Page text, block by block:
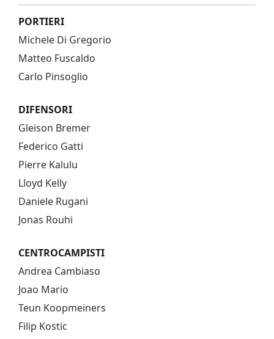
PORTIERI
Michele Di Gregorio
Matteo Fuscaldo
Carlo Pinsoglio
DIFENSORI
Gleison Bremer
Federico Gatti
Pierre Kalulu
Lloyd Kelly
Daniele Rugani
Jonas Rouhi
CENTROCAMPISTI
Andrea Cambiaso
Joao Mario
Teun Koopmeiners
Filip Kostic